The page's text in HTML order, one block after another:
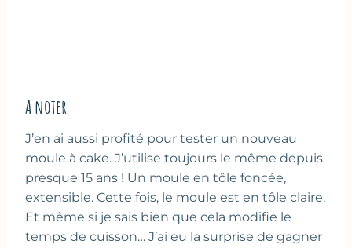
A noter
J’en ai aussi profité pour tester un nouveau
moule à cake. J’utilise toujours le même depuis
presque 15 ans ! Un moule en tôle foncée,
extensible. Cette fois, le moule est en tôle claire.
Et même si je sais bien que cela modifie le
temps de cuisson… J’ai eu la surprise de gagner